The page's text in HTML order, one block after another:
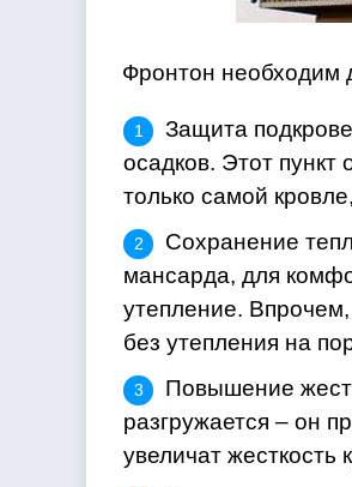
Фронтон необходим
Защита
осадков. Этот
только самой
Сохранение
мансарда, для
утепление.
без утепления на
Повышение
разгружается – он
увеличат жесткость